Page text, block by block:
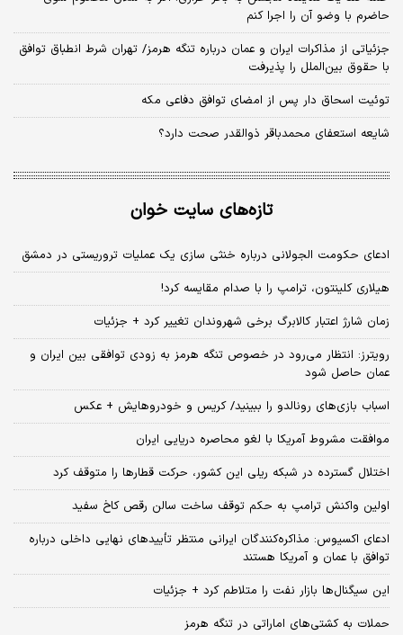
حاضرم با وضو آن را اجرا کنم
جزئیاتی از مذاکرات ایران و عمان درباره تنگه هرمز/ تهران شرط انطباق توافق
با حقوق بین‌الملل را پذیرفت
توئیت اسحاق دار پس از امضای توافق دفاعی مکه
شایعه استعفای محمدباقر ذوالقدر صحت دارد؟
تازه‌های سایت خوان
ادعای حکومت الجولانی درباره خنثی سازی یک عملیات تروریستی در دمشق
هیلاری کلینتون، ترامپ را با صدام مقایسه کرد!
زمان شارژ اعتبار کالابرگ برخی شهروندان تغییر کرد + جزئیات
رویترز: انتظار می‌رود در خصوص تنگه هرمز به زودی توافقی بین ایران و
عمان حاصل شود
اسباب‌ بازی‌های رونالدو را ببینید/ کریس و خودروهایش + عکس
موافقت مشروط آمریکا با لغو محاصره دریایی ایران
اختلال گسترده در شبکه ریلی این کشور، حرکت قطارها را متوقف کرد
اولین واکنش ترامپ به حکم توقف ساخت سالن رقص کاخ سفید
ادعای اکسیوس: مذاکره‌کنندگان ایرانی منتظر تأییدهای نهایی داخلی درباره
توافق با عمان و آمریکا هستند
این سیگنال‌ها بازار نفت را متلاطم کرد + جزئیات
حملات به کشتی‌های اماراتی در تنگه هرمز